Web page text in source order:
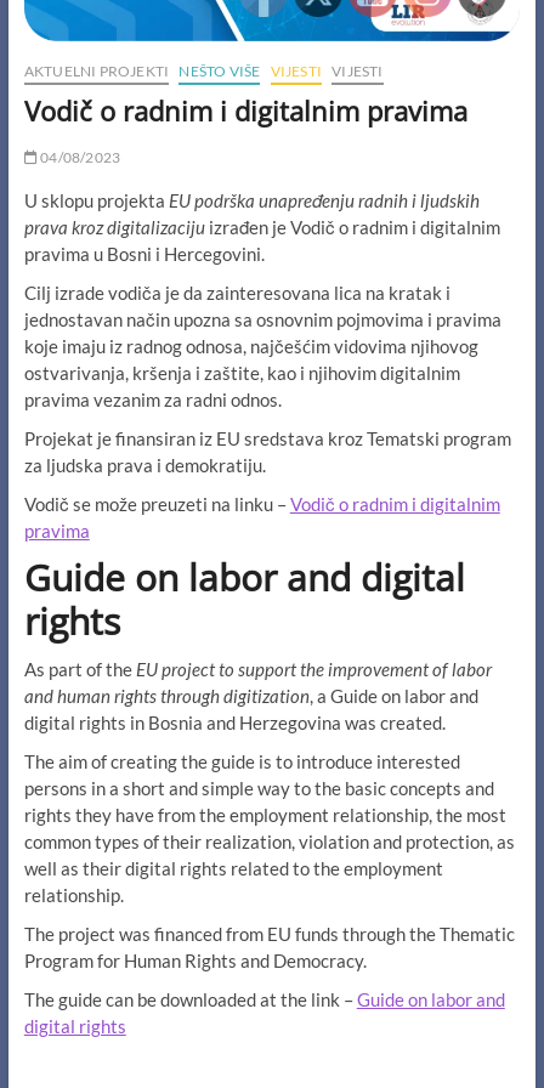
AKTUELNI PROJEKTI NEŠTO VIŠE VIJESTI VIJESTI
Vodič o radnim i digitalnim pravima
04/08/2023
U sklopu projekta EU podrška unapređenju radnih i ljudskih
prava kroz digitalizacijuizrađen je Vodič o radnim i digitalnim
pravima u Bosni i Hercegovini.
Cilj izrade vodiča je da zainteresovana lica na kratak i
jednostavan način upozna sa osnovnim pojmovima i pravima
koje imaju iz radnog odnosa, najčešćim vidovima njihovog
ostvarivanja, kršenja i zaštite, kao i njihovim digitalnim
pravima vezanim za radni odnos.
Projekat je finansiran iz EU sredstava kroz Tematski program
za ljudska prava i demokratiju.
Vodič se može preuzeti na linku –Vodič o radnim i digitalnim
pravima
Guide on labor and digital
rights
As part of the EU project to support the improvement of labor
and human rights through digitization, a Guide on labor and
digital rights in Bosnia and Herzegovina was created.
The aim of creating the guide is to introduce interested
persons in a short and simple way to the basic concepts and
rights they have from the employment relationship, the most
common types of their realization, violation and protection, as
well as their digital rights related to the employment
relationship.
The project was financed from EU funds through the Thematic
Program for Human Rights and Democracy.
The guide can be downloaded at the link –Guide on labor and
digital rights